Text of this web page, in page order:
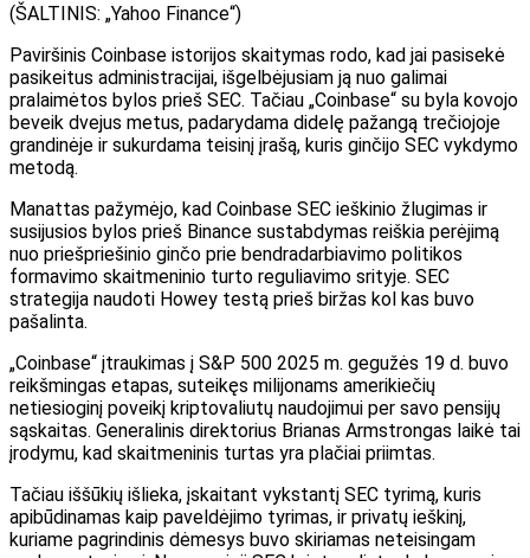
(ŠALTINIS: „Yahoo Finance“)
Paviršinis Coinbase istorijos skaitymas rodo, kad jai pasisekė
pasikeitus administracijai, išgelbėjusiam ją nuo galimai
pralaimėtos bylos prieš SEC. Tačiau „Coinbase“ su byla kovojo
beveik dvejus metus, padarydama didelę pažangą trečiojoje
grandinėje ir sukurdama teisinį įrašą, kuris ginčijo SEC vykdymo
metodą.
Manattas pažymėjo, kad Coinbase SEC ieškinio žlugimas ir
susijusios bylos prieš Binance sustabdymas reiškia perėjimą
nuo priešpriešinio ginčo prie bendradarbiavimo politikos
formavimo skaitmeninio turto reguliavimo srityje. SEC
strategija naudoti Howey testą prieš biržas kol kas buvo
pašalinta.
„Coinbase“ įtraukimas į S&P 500 2025 m. gegužės 19 d. buvo
reikšmingas etapas, suteikęs milijonams amerikiečių
netiesioginį poveikį kriptovaliutų naudojimui per savo pensijų
sąskaitas. Generalinis direktorius Brianas Armstrongas laikė tai
įrodymu, kad skaitmeninis turtas yra plačiai priimtas.
Tačiau iššūkių išlieka, įskaitant vykstantį SEC tyrimą, kuris
apibūdinamas kaip paveldėjimo tyrimas, ir privatų ieškinį,
kuriame pagrindinis dėmesys buvo skiriamas neteisingam